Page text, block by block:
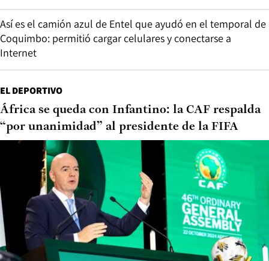
Así es el camión azul de Entel que ayudó en el temporal de
Coquimbo: permitió cargar celulares y conectarse a
Internet
EL DEPORTIVO
África se queda con Infantino: la CAF respalda
“por unanimidad” al presidente de la FIFA